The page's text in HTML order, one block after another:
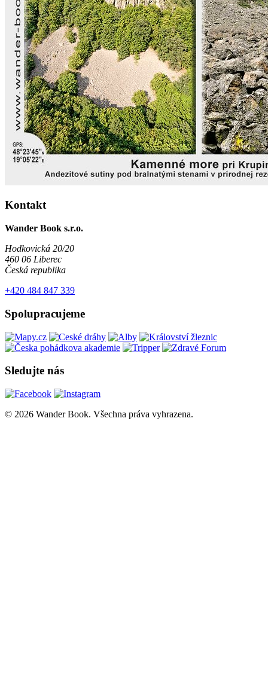
Kontakt
Wander Book s.r.o.
Hodkovická 20/20
460 06 Liberec
Česká republika
+420 484 847 339
Spolupracujeme
Sledujte nás
© 2026 Wander Book. Všechna práva vyhrazena.